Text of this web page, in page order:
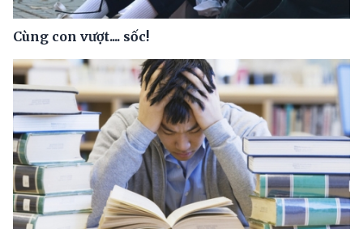
Cùng con vượt.... sốc!